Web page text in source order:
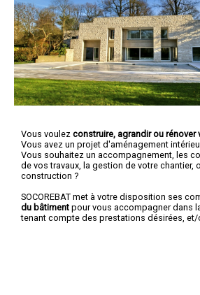
Vous voulez construire, agrandir ou rénover
Vous avez un projet d'aménagement
Vous souhaitez un accompagnement, les
de vos travaux, la gestion de votre
construction ?
SOCOREBAT met à votre disposition ses
du bâtiment pour vous accompagner dans
tenant compte des prestations désirées,